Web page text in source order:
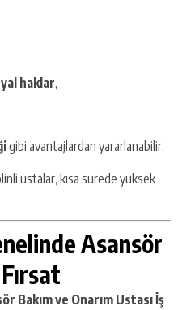
haklar,
gibi avantajlardan yararlanabilir.
ustalar, kısa sürede yüksek
Asansör
Bakım ve Onarım Ustası İş